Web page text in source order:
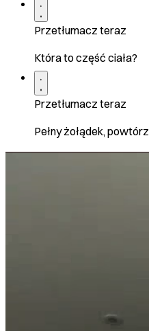
Przetłumacz teraz
Która to część ciała?
Przetłumacz teraz
Pełny żołądek, powtórz